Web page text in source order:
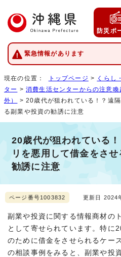
防災ポ
緊急情報があります
現在の位置： トップページ > くらし
ター >消費生活センターからの注意
外）
> 20歳代が狙われている！？遠
る副業や投資の勧誘に注意
20歳代が狙われている
リを悪用して借金をさ
勧誘に注意
ページ番号1003832 更新日 2024
副業や投資に関する情報商材の
として寄せられています。特に
のために借金をさせられるケー
の相談事例をみると、副業や投